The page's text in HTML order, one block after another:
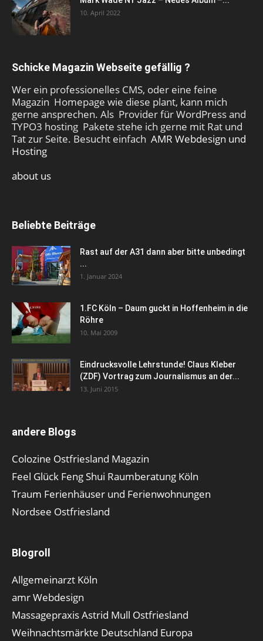
10. April 2022
Schicke Magazin Webseite gefällig ?
Wer ein professionelles CMS, oder eine feine
Magazin Homepage wie diese plant, kann mich
gerne ansprechen. Als Provider für WordPress and
TYPO3 hosting Pakete stehe ich gerne mit Rat und
Tat zur Seite. Besucht einfach AMR Webdesign und
Hosting
about us
Beliebte Beiträge
Rast auf der A31 dann aber bitte unbedingt
...
1. Januar 2024
1.FC Köln – Daum guckt in Hoffenheim in die
Röhre
10. Mai 2009
Eindrucksvolle Lehrstunde! Claus Kleber
(ZDF) Vortrag zum Journalismus an der...
13. Juni 2015
andere Blogs
Colozine Ostfriesland Magazin
Feel Glück Feng Shui Raumberatung Köln
Traum Ferienhäuser und Ferienwohnungen
Nordsee Ostfriesland
Blogroll
Allgemeinarzt Köln
amr Webdesign
Massagepraxis Astrid Mull Ostfriesland
Weihnachtsmärkte Deutschland Europa